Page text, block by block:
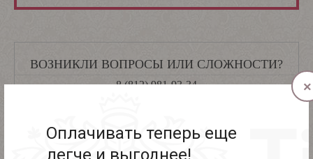
Оплачивать теперь еще
легче и выгоднее!
×
ВОЗНИКЛИ ВОПРОСЫ ИЛИ СЛОЖНОСТИ?
8 (812) 981-93-34
ДОСТАВКА ПО САНКТ-ПЕТЕРБУРГУ